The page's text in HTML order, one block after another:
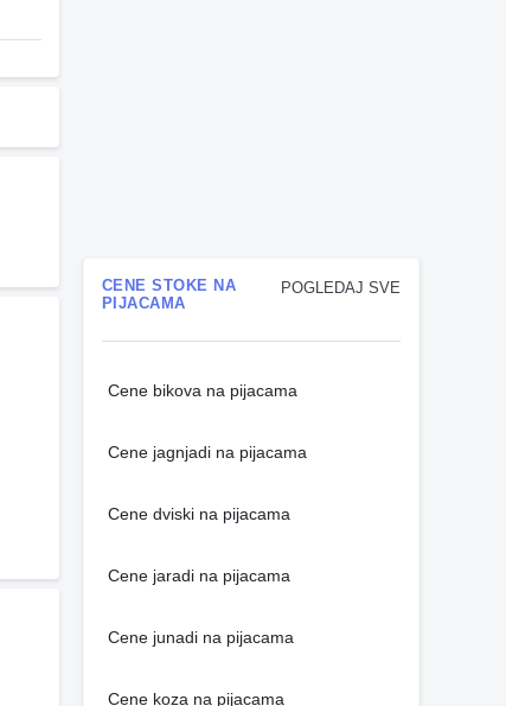
POGLEDAJ SVE
CENE STOKE NA
PIJACAMA
Cene bikova na pijacama
Cene jagnjadi na pijacama
Cene dviski na pijacama
Cene jaradi na pijacama
Cene junadi na pijacama
Cene koza na pijacama